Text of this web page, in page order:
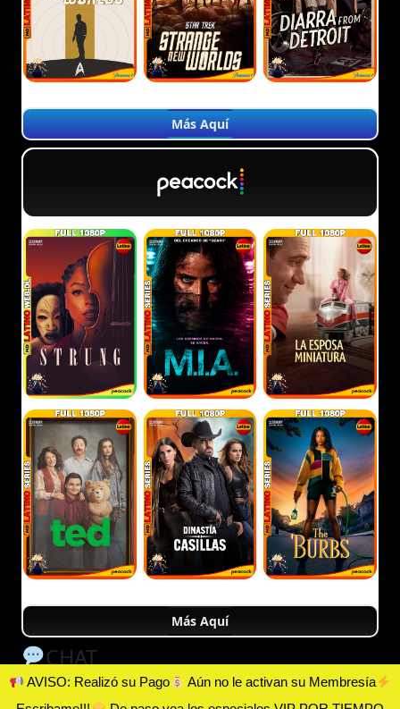
AVISO: Realizó su Pago
Aún no le activan su Membresía
Más Aquí
Más Aquí
CHAT